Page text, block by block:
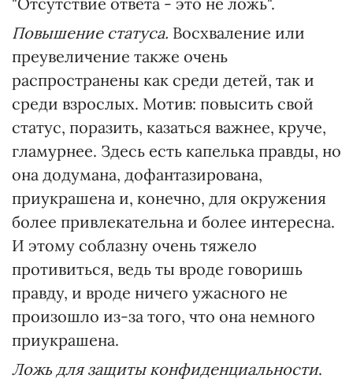
Повышение статуса. Восхваление или
преувеличение также очень
распространены как среди детей, так и
среди взрослых. Мотив: повысить свой
статус, поразить, казаться важнее, круче,
гламурнее. Здесь есть капелька правды, но
она додумана, дофантазирована,
приукрашена и, конечно, для окружения
более привлекательна и более интересна.
И этому соблазну очень тяжело
противиться, ведь ты вроде говоришь
правду, и вроде ничего ужасного не
произошло из-за того, что она немного
приукрашена.
Ложь для защиты конфиденциальности.